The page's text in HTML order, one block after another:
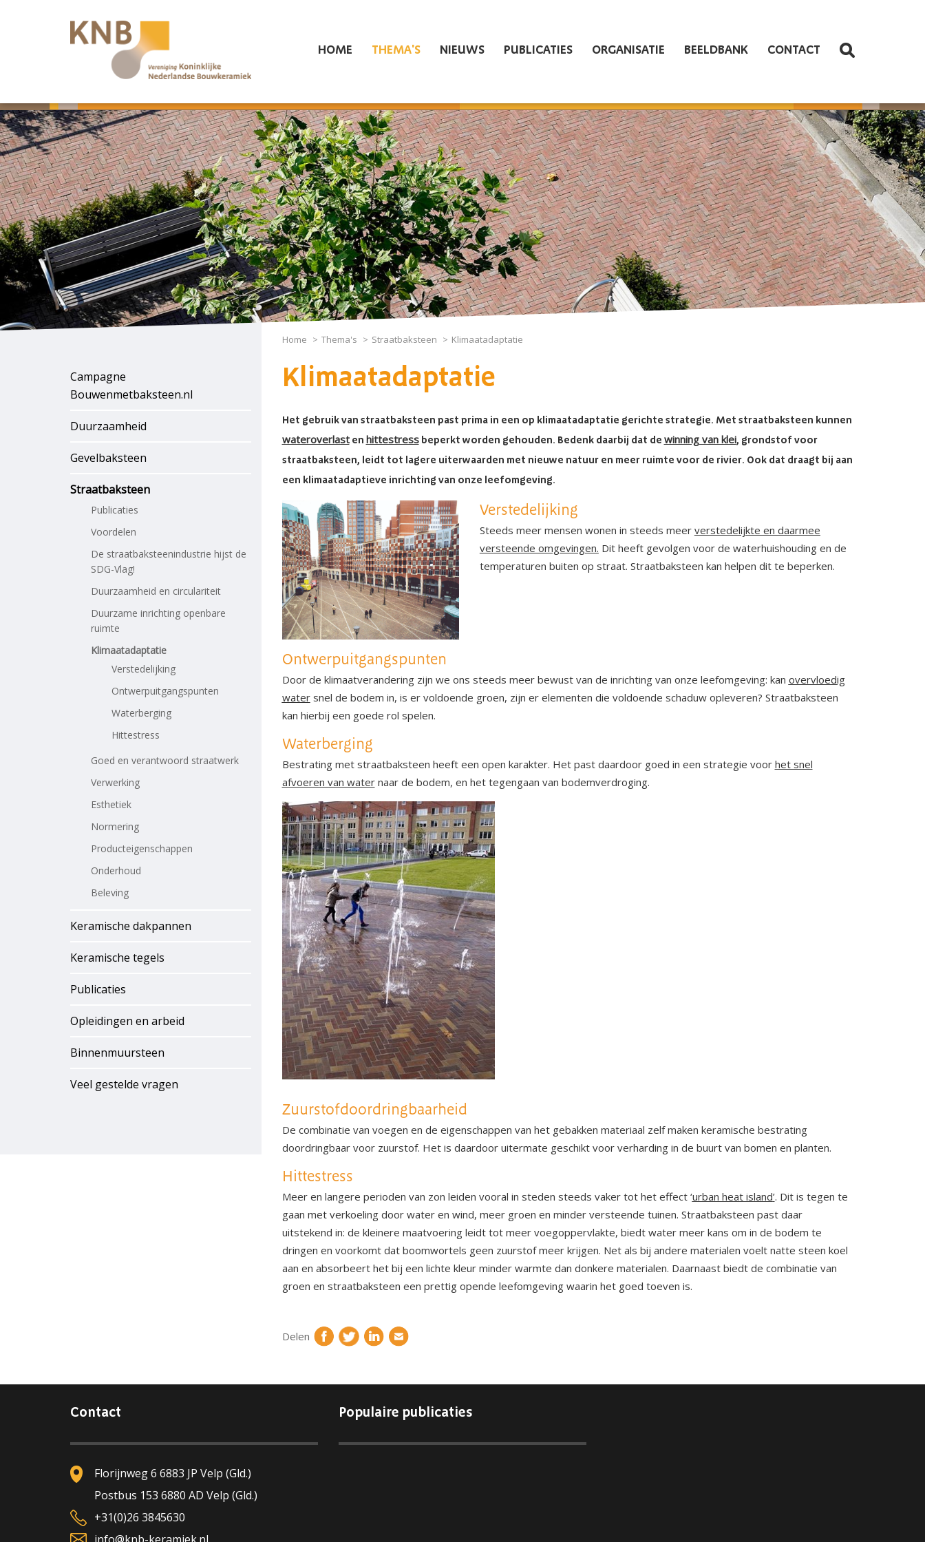
HOME THEMA'S NIEUWS PUBLICATIES ORGANISATIE BEELDBANK CONTACT
Campagne
Bouwenmetbaksteen.nl
Duurzaamheid
Gevelbaksteen
Straatbaksteen
Publicaties
Voordelen
De straatbaksteenindustrie hijst de
SDG-Vlag!
Duurzaamheid en circulariteit
Duurzame inrichting openbare
ruimte
Klimaatadaptatie
Verstedelijking
Ontwerpuitgangspunten
Waterberging
Hittestress
Goed en verantwoord straatwerk
Verwerking
Esthetiek
Normering
Producteigenschappen
Onderhoud
Beleving
Keramische dakpannen
Keramische tegels
Publicaties
Opleidingen en arbeid
Binnenmuursteen
Veel gestelde vragen
Home Thema's Straatbaksteen Klimaatadaptatie
Klimaatadaptatie
Het gebruik van straatbaksteen past prima in een op klimaatadaptatie gerichte strategie. Met straatbaksteen kunnen
wateroverlasten hittestressbeperkt worden gehouden. Bedenk daarbij dat de winning van klei, grondstof voor
straatbaksteen, leidt tot lagere uiterwaarden met nieuwe natuur en meer ruimte voor de rivier. Ook dat draagt bij aan
een klimaatadaptieve inrichting van onze leefomgeving.
Verstedelijking
Steeds meer mensen wonen in steeds meer verstedelijkte en daarmee
versteende omgevingen. Dit heeft gevolgen voor de waterhuishouding en de
temperaturen buiten op straat. Straatbaksteen kan helpen dit te beperken.
Ontwerpuitgangspunten
Door de klimaatverandering zijn we ons steeds meer bewust van de inrichting van onze leefomgeving: kan overvloedig
watersnel de bodem in, is er voldoende groen, zijn er elementen die voldoende schaduw opleveren? Straatbaksteen
kan hierbij een goede rol spelen.
Waterberging
Bestrating met straatbaksteen heeft een open karakter. Het past daardoor goed in een strategie voor het snel
afvoeren van waternaar de bodem, en het tegengaan van bodemverdroging.
Zuurstofdoordringbaarheid
De combinatie van voegen en de eigenschappen van het gebakken materiaal zelf maken keramische bestrating
doordringbaar voor zuurstof. Het is daardoor uitermate geschikt voor verharding in de buurt van bomen en planten.
Hittestress
Meer en langere perioden van zon leiden vooral in steden steeds vaker tot het effect ‘urban heat island’. Dit is tegen te
gaan met verkoeling door water en wind, meer groen en minder versteende tuinen. Straatbaksteen past daar
uitstekend in: de kleinere maatvoering leidt tot meer voegoppervlakte, biedt water meer kans om in de bodem te
dringen en voorkomt dat boomwortels geen zuurstof meer krijgen. Net als bij andere materialen voelt natte steen koel
aan en absorbeert het bij een lichte kleur minder warmte dan donkere materialen. Daarnaast biedt de combinatie van
groen en straatbaksteen een prettig opende leefomgeving waarin het goed toeven is.
Delen
Contact
Florijnweg 6 6883 JP Velp (Gld.)
Postbus 153 6880 AD Velp (Gld.)
+31(0)26 3845630
Populaire publicaties